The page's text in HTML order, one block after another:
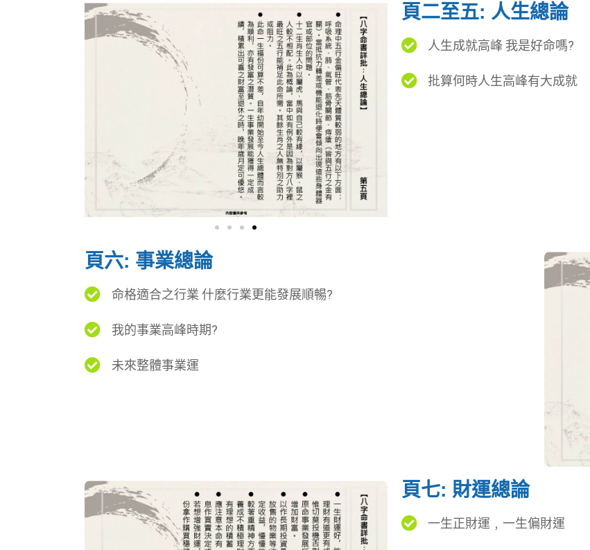
頁二至五: 人生總論
人生成就高峰 我是好命嗎?
批算何時人生高峰有大成就
頁六: 事業總論
命格適合之行業 什麼行業更能發展順暢?
我的事業高峰時期?
未來整體事業運
頁七: 財運總論
一生正財運﹐一生偏財運